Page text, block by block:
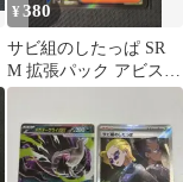
¥380
サビ組のしたっぱ SR
M 拡張パック アビスア
イ キラ 110/081